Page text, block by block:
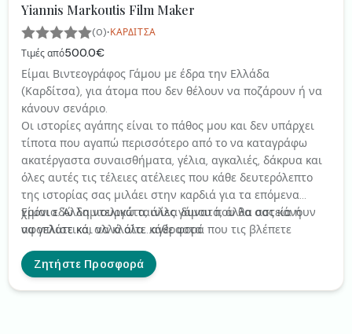
Yiannis Markoutis Film Maker
(0)·ΚΑΡΔΊΤΣΑ
Τιμές από500.0€
Είμαι Βιντεογράφος Γάμου με έδρα την Ελλάδα
(Καρδίτσα), για άτομα που δεν θέλουν να ποζάρουν ή να
κάνουν σενάριο.
Οι ιστορίες αγάπης είναι το πάθος μου και δεν υπάρχει
τίποτα που αγαπώ περισσότερο από το να καταγράφω
ακατέργαστα συναισθήματα, γέλια, αγκαλιές, δάκρυα και
όλες αυτές τις τέλειες ατέλειες που κάθε δευτερόλεπτο
της ιστορίας σας μιλάει στην καρδιά για τα επόμενα
χρόνια. Άλλα ντελικάτα, άλλα δυνατά, άλλα αστεία ή
αφοπλιστικά, αλλά όλα...αγέραστα.
Είμαι εδώ δημιουργώ ταινίες γάμου που θα σας κάνουν
να γελάτε και να κλαίτε κάθε φορά που τις βλέπετε
Ζητήστε Προσφορά